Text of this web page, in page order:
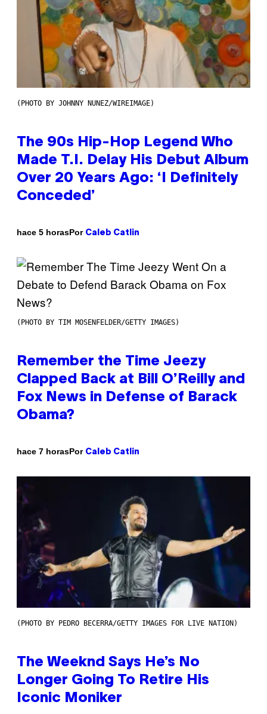
(PHOTO BY JOHNNY NUNEZ/WIREIMAGE)
The 90s Hip-Hop Legend Who
Made T.I. Delay His Debut Album
Over 20 Years Ago: ‘I Definitely
Conceded’
hace 5 horasPor Caleb Catlin
(PHOTO BY TIM MOSENFELDER/GETTY IMAGES)
Remember the Time Jeezy
Clapped Back at Bill O’Reilly and
Fox News in Defense of Barack
Obama?
hace 7 horasPor Caleb Catlin
(PHOTO BY PEDRO BECERRA/GETTY IMAGES FOR LIVE NATION)
The Weeknd Says He’s No
Longer Going To Retire His
Iconic Moniker